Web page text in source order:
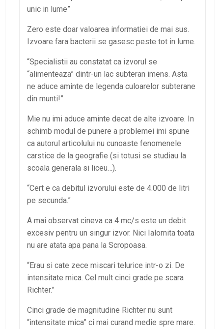
unic in lume”
Zero este doar valoarea informatiei de mai sus.
Izvoare fara bacterii se gasesc peste tot in lume.
“Specialistii au constatat ca izvorul se
“alimenteaza” dintr-un lac subteran imens. Asta
ne aduce aminte de legenda culoarelor subterane
din munti!”
Mie nu imi aduce aminte decat de alte izvoare. In
schimb modul de punere a problemei imi spune
ca autorul articolului nu cunoaste fenomenele
carstice de la geografie (si totusi se studiau la
scoala generala si liceu…).
“Cert e ca debitul izvorului este de 4.000 de litri
pe secunda.”
A mai observat cineva ca 4 mc/s este un debit
excesiv pentru un singur izvor. Nici Ialomita toata
nu are atata apa pana la Scropoasa.
“Erau si cate zece miscari telurice intr-o zi. De
intensitate mica. Cel mult cinci grade pe scara
Richter.”
Cinci grade de magnitudine Richter nu sunt
“intensitate mica” ci mai curand medie spre mare.